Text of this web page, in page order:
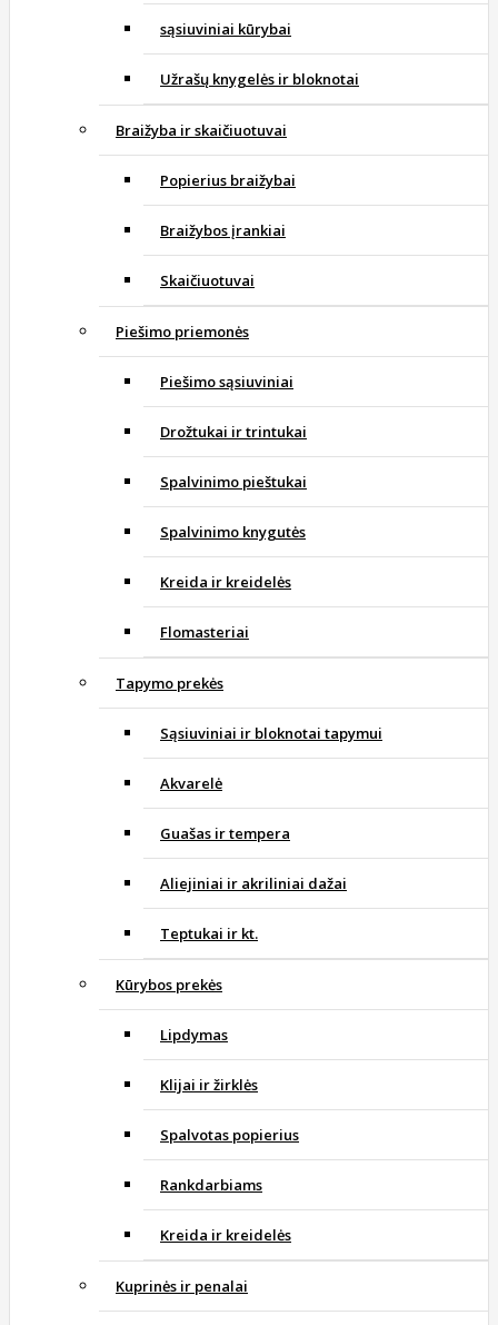
sąsiuviniai kūrybai
Užrašų knygelės ir bloknotai
Braižyba ir skaičiuotuvai
Popierius braižybai
Braižybos įrankiai
Skaičiuotuvai
Piešimo priemonės
Piešimo sąsiuviniai
Drožtukai ir trintukai
Spalvinimo pieštukai
Spalvinimo knygutės
Kreida ir kreidelės
Flomasteriai
Tapymo prekės
Sąsiuviniai ir bloknotai tapymui
Akvarelė
Guašas ir tempera
Aliejiniai ir akriliniai dažai
Teptukai ir kt.
Kūrybos prekės
Lipdymas
Klijai ir žirklės
Spalvotas popierius
Rankdarbiams
Kreida ir kreidelės
Kuprinės ir penalai